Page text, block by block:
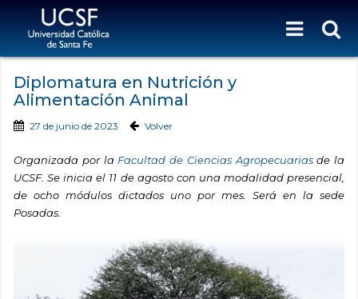
Diplomatura en Nutrición y
Alimentación Animal
27 de junio de 2023 Volver
Organizada por la Facultad de Ciencias Agropecuariasde la
UCSF. Se inicia el 11 de agosto con una modalidad presencial,
de ocho módulos dictados uno por mes. Será en la sede
Posadas.